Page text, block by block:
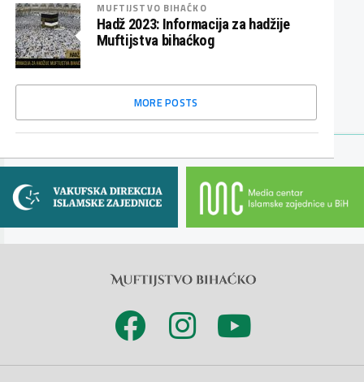
MUFTIJSTVO BIHAĆKO
Hadž 2023: Informacija za hadžije
Muftijstva bihaćkog
MORE POSTS